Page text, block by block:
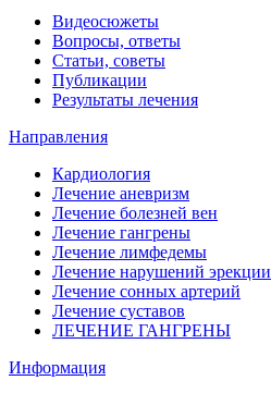
Видеосюжеты
Вопросы, ответы
Статьи, советы
Публикации
Результаты лечения
Направления
Кардиология
Лечение аневризм
Лечение болезней вен
Лечение гангрены
Лечение лимфедемы
Лечение нарушений эрекции
Лечение сонных артерий
Лечение суставов
ЛЕЧЕНИЕ ГАНГРЕНЫ
Информация